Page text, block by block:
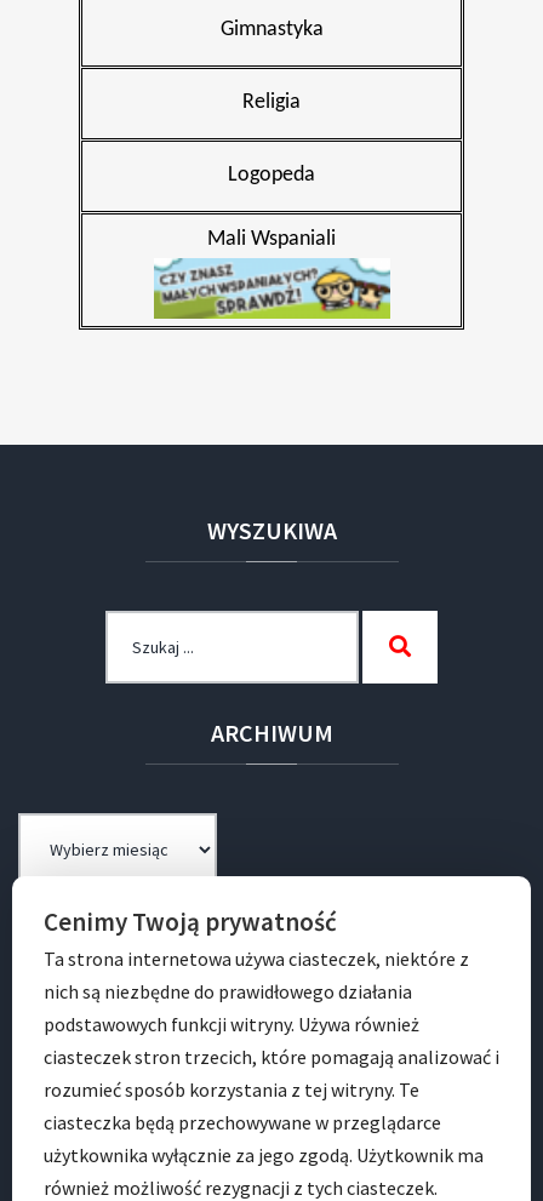
Gimnastyka
Religia
Logopeda
Mali Wspaniali
WYSZUKIWA
ARCHIWUM
BIP
ADRES
Cenimy Twoją prywatność
Ta strona internetowa używa ciasteczek, niektóre z
nich są niezbędne do prawidłowego działania
podstawowych funkcji witryny. Używa również
ciasteczek stron trzecich, które pomagają analizować i
rozumieć sposób korzystania z tej witryny. Te
ciasteczka będą przechowywane w przeglądarce
użytkownika wyłącznie za jego zgodą. Użytkownik ma
również możliwość rezygnacji z tych ciasteczek.